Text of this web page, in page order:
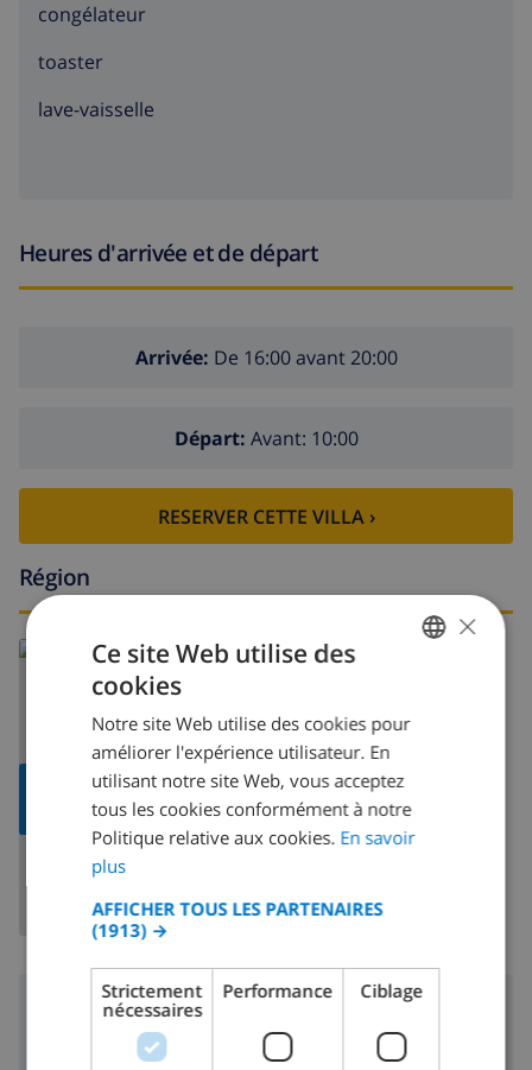
congélateur
toaster
lave-vaisselle
Heures d'arrivée et de départ
Arrivée: De 16:00 avant 20:00
Départ: Avant: 10:00
RESERVER CETTE VILLA ›
Région
AFFICHER LA
CARTE
En savoir plus sur:
Espagne
Région
DUTCH
SPANISH
GERMAN
DANISH
×
Ce site Web utilise des
cookies
Notre site Web utilise des cookies pour
améliorer l'expérience utilisateur. En
utilisant notre site Web, vous acceptez
tous les cookies conformément à notre
Politique relative aux cookies. En savoir
plus
AFFICHER TOUS LES PARTENAIRES
(1913) →
Strictement
nécessaires
Performance Ciblage